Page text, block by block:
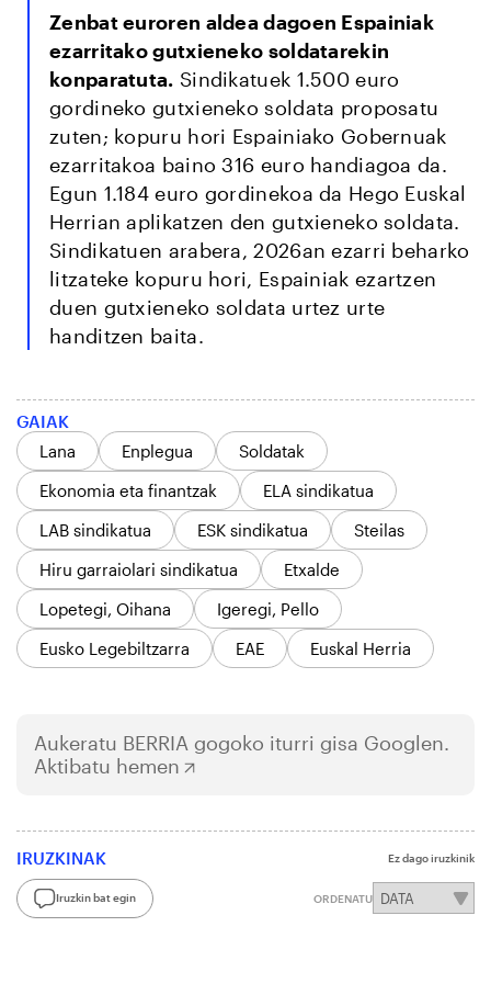
Zenbat euroren aldea dagoen Espainiak
ezarritako gutxieneko soldatarekin
konparatuta. Sindikatuek 1.500 euro
gordineko gutxieneko soldata proposatu
zuten; kopuru hori Espainiako Gobernuak
ezarritakoa baino 316 euro handiagoa da.
Egun 1.184 euro gordinekoa da Hego Euskal
Herrian aplikatzen den gutxieneko soldata.
Sindikatuen arabera, 2026an ezarri beharko
litzateke kopuru hori, Espainiak ezartzen
duen gutxieneko soldata urtez urte
handitzen baita.
GAIAK
Lana
Enplegua
Soldatak
Ekonomia eta finantzak
ELA sindikatua
LAB sindikatua
ESK sindikatua
Steilas
Hiru garraiolari sindikatua
Etxalde
Lopetegi, Oihana
Igeregi, Pello
Eusko Legebiltzarra
EAE Euskal Herria
Aukeratu BERRIA gogoko iturri gisa Googlen.
Aktibatu hemen
IRUZKINAK Ez dago iruzkinik
Iruzkin bat egin ORDENATU